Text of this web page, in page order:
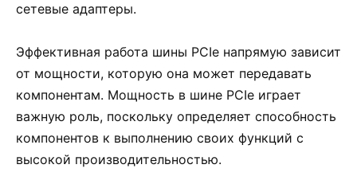
сетевые адаптеры.
Эффективная работа шины PCIe напрямую зависит
от мощности, которую она может передавать
компонентам. Мощность в шине PCIe играет
важную роль, поскольку определяет способность
компонентов к выполнению своих функций с
высокой производительностью.